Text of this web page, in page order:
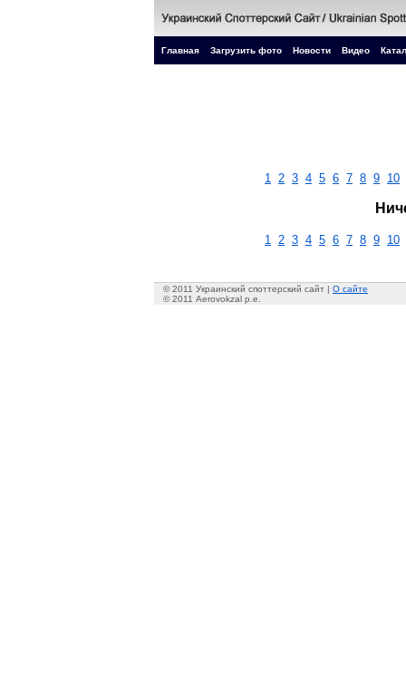
Главная Загрузить фото Новости Видео
1 2 3 4 5 6 7 8 9 10
1 2 3 4 5 6 7 8 9 10
© 2011 Украинский споттерский сайт | О сайте
© 2011 Aerovokzal p.e.